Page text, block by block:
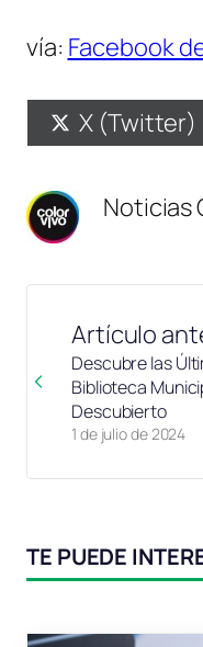
vía: Facebook
Compartir
en
X (Twitter)
Noticias
Artículo
1 de julio de 2024
Descubre las
Biblioteca
Descubierto
TE PUEDE